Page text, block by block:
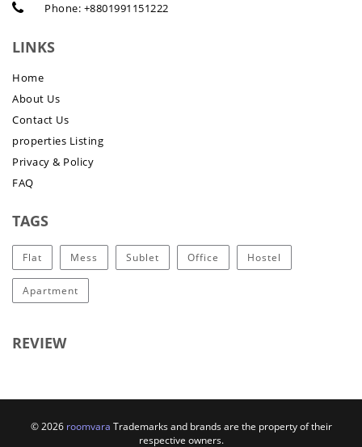
Phone: +8801991151222
LINKS
Home
About Us
Contact Us
properties Listing
Privacy & Policy
FAQ
TAGS
Flat Mess Sublet Office Hostel
Apartment
REVIEW
© 2026 roomvara Trademarks and brands are the property of their
respective owners.